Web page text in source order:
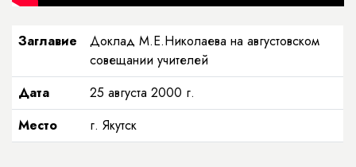
Заглавие
Доклад М.Е.Николаева на августовском
совещании учителей
Дата
25 августа 2000 г.
Место
г. Якутск